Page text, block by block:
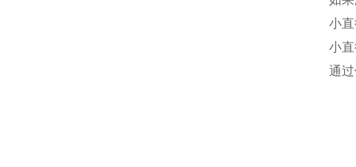
小
小
通